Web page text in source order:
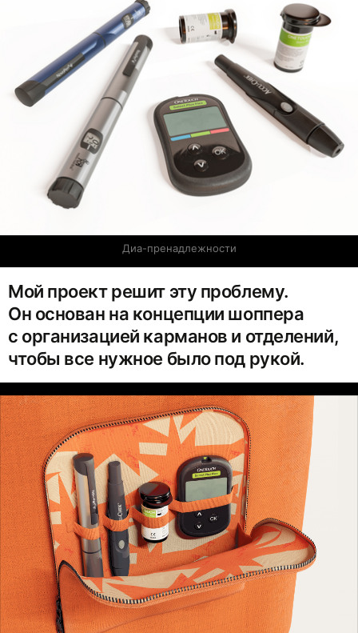
Диа-пренадлежности
Мой проект решит эту проблему.
Он основан на концепции шоппера
с организацией карманов и отделений,
чтобы все нужное было под рукой.